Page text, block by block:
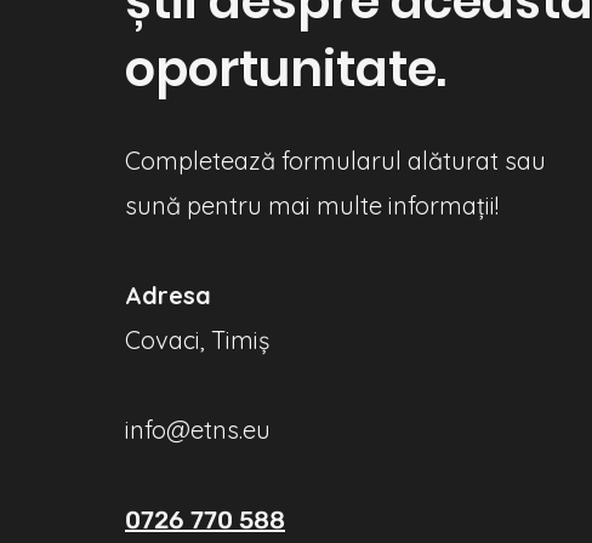
oportunitate.
Completează formularul alăturat sau
sună pentru mai multe informații!
Adresa
Covaci, Timiș
info@etns.eu
0726 770 588